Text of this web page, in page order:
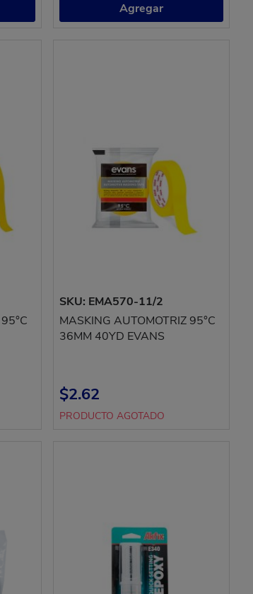
Agregar
SKU: EMA570-11/2
MASKING AUTOMOTRIZ 95°C
36MM 40YD EVANS
$2.62
PRODUCTO AGOTADO